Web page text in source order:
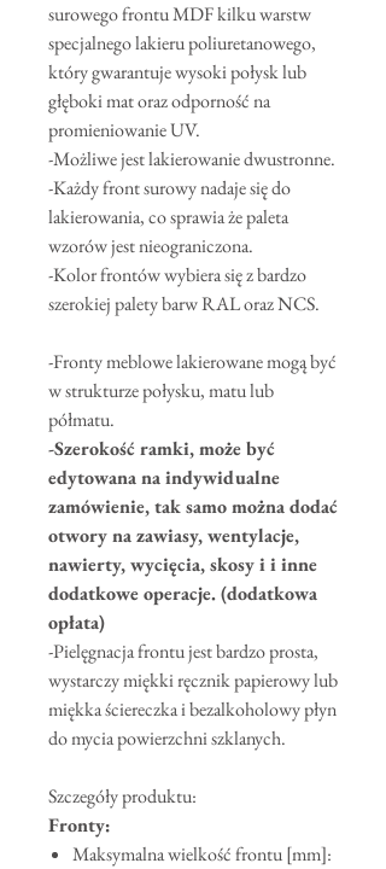
surowego frontu MDF kilku warstw
specjalnego lakieru poliuretanowego,
który gwarantuje wysoki połysk lub
głęboki mat oraz odporność na
promieniowanie UV.
-Możliwe jest lakierowanie dwustronne.
-Każdy front surowy nadaje się do
lakierowania, co sprawia że paleta
wzorów jest nieograniczona.
-Kolor frontów wybiera się z bardzo
szerokiej palety barw RAL oraz NCS.
-Fronty meblowe lakierowane mogą być
w strukturze połysku, matu lub
półmatu.
-Szerokość ramki, może być
edytowana na indywidualne
zamówienie, tak samo można dodać
otwory na zawiasy, wentylacje,
nawierty, wycięcia, skosy i i inne
dodatkowe operacje. (dodatkowa
opłata)
-Pielęgnacja frontu jest bardzo prosta,
wystarczy miękki ręcznik papierowy lub
miękka ściereczka i bezalkoholowy płyn
do mycia powierzchni szklanych.
Szczegóły produktu:
Fronty:
Maksymalna wielkość frontu [mm]: